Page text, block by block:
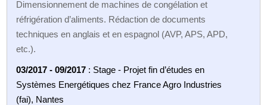
Dimensionnement de machines de congélation et
réfrigération d’aliments. Rédaction de documents
techniques en anglais et en espagnol (AVP, APS, APD,
etc.).
03/2017 - 09/2017 : Stage - Projet fin d’études en
Systèmes Energétiques chez France Agro Industries
(fai), Nantes